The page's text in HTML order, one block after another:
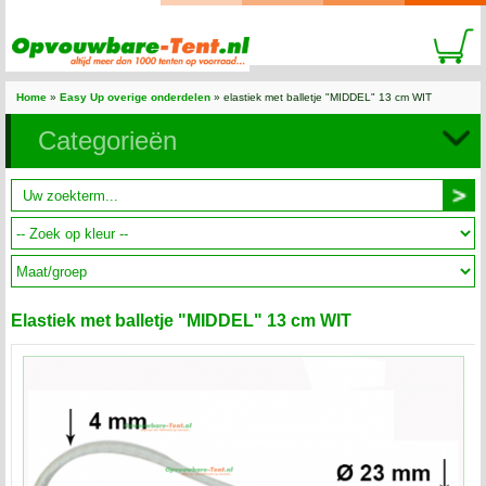
Home » Easy Up overige onderdelen » elastiek met balletje "MIDDEL" 13 cm WIT
Categorieën
Elastiek met balletje "MIDDEL" 13 cm WIT